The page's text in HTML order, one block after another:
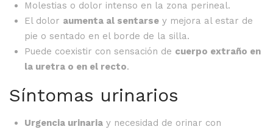
Molestias o dolor intenso en la zona perineal.
El dolor aumenta al sentarse y mejora al estar de
pie o sentado en el borde de la silla.
Puede coexistir con sensación de cuerpo extraño en
la uretra o en el recto.
Síntomas urinarios
Urgencia urinaria y necesidad de orinar con